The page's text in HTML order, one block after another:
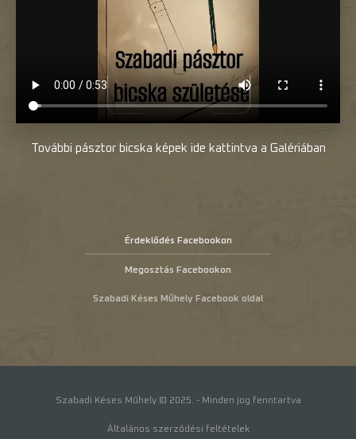
További pásztor bicska képek ide kattintva a Galériában
Érdeklődés Facebookon
Megosztás Facebookon
Szabadi Késes Műhely Facebook oldal
Szabadi Késes Műhely © 2025. - Minden jog fenntartva
Általános szerződési feltételek